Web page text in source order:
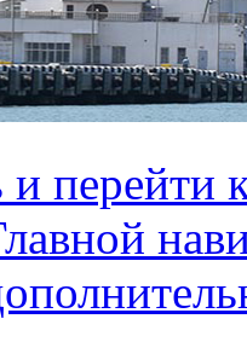
перейти